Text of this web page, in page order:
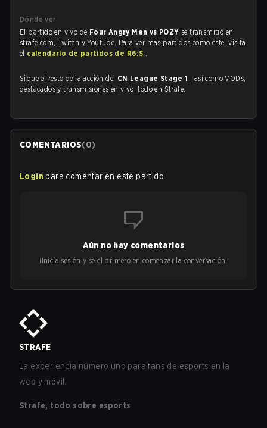
Dónde ver
El partido en vivo de Four Angry Men vs POZY se transmitió en
strafe.com, Twitch y Youtube. Para ver más partidos como este, visita
el calendario de partidos de R6:S .
Sigue el resto de la acción del CN League Stage 1 , así como VODs,
destacados y transmisiones en vivo, todo en Strafe.
COMENTARIOS(0)
Login para comentar en este partido
Aún no hay comentarios
¡Inicia sesión y sé el primero en comenzar la conversación!
STRAFE
La experiencia número uno para fans de esports en la
web y móvil.
Strafe, todo sobre esports